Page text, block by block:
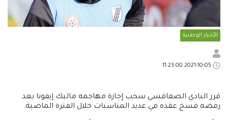
الأخبار الوطنية
قرر النادي الصفاقسي سحب إجازة مهاجمه ماليك إيفونا بعد
رفضه فسخ عقده في عديد المناسبات خلال الفترة الماضية.